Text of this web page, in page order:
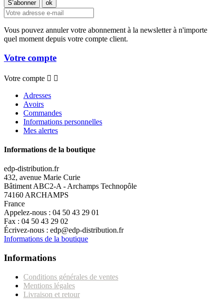
Vous pouvez annuler votre abonnement à la newsletter à n'importe
quel moment depuis votre compte client.
Votre compte
Votre compte  
Adresses
Avoirs
Commandes
Informations personnelles
Mes alertes
Informations de la boutique
edp-distribution.fr
432, avenue Marie Curie
Bâtiment ABC2-A - Archamps Technopôle
74160 ARCHAMPS
France
Appelez-nous : 04 50 43 29 01
Fax : 04 50 43 29 02
Écrivez-nous : edp@edp-distribution.fr
Informations de la boutique
Informations
Conditions générales de ventes
Mentions légales
Livraison et retour